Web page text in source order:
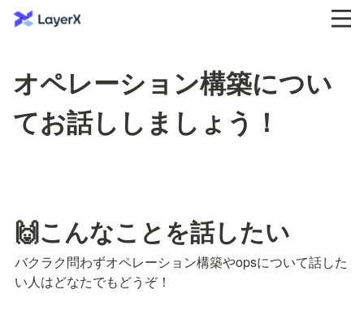
オペレーション構築につい
てお話ししましょう！
🙌こんなことを話したい
バクラク問わずオペレーション構築やopsについて話した
い人はどなたでもどうぞ！